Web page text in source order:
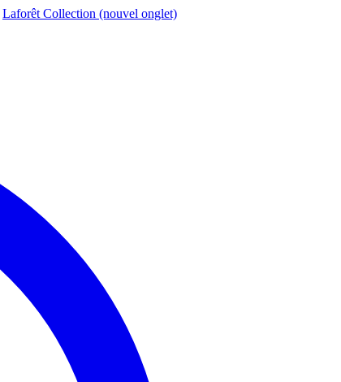
Laforêt Collection (nouvel onglet)